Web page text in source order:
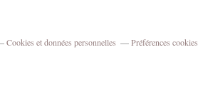
Cookies et données personnelles Préférences cookies